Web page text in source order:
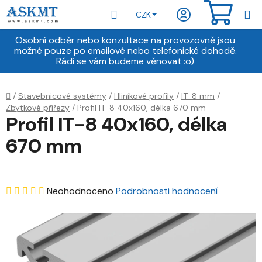
Přejít
na
obsah
Osobní odběr nebo konzultace na provozovně jsou
možné pouze po emailové nebo telefonické dohodě.
Rádi se vám budeme věnovat :o)
Hledat
CZK
Domů
/ Stavebnicové systémy / Hliníkové profily / IT-8 mm /
Zbytkové přířezy / Profil IT-8 40x160, délka 670 mm
Profil IT-8 40x160, délka
670 mm
Průměrné
produktu
je
0,0
Neohodnoceno Podrobnosti hodnocení